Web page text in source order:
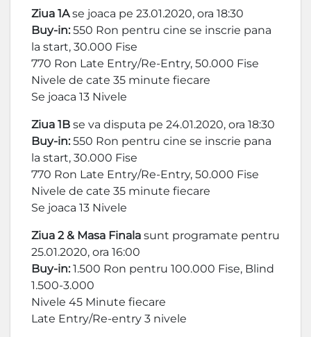
Ziua 1Ase joaca pe 23.01.2020, ora 18:30
Buy-in:550 Ron pentru cine se inscrie pana
la start, 30.000 Fise
770 Ron Late Entry/Re-Entry, 50.000 Fise
Nivele de cate 35 minute fiecare
Se joaca 13 Nivele
Ziua 1B se va disputa pe 24.01.2020, ora 18:30
Buy-in:550 Ron pentru cine se inscrie pana
la start, 30.000 Fise
770 Ron Late Entry/Re-Entry, 50.000 Fise
Nivele de cate 35 minute fiecare
Se joaca 13 Nivele
Ziua 2 & Masa Finala sunt programate pentru
25.01.2020, ora 16:00
Buy-in:1.500 Ron pentru 100.000 Fise, Blind
1.500-3.000
Nivele 45 Minute fiecare
Late Entry/Re-entry 3 nivele